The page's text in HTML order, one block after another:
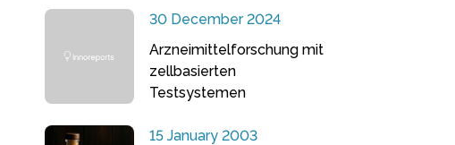
30 December 2024
Arzneimittelforschung mit
zellbasierten
Testsystemen
15 January 2003